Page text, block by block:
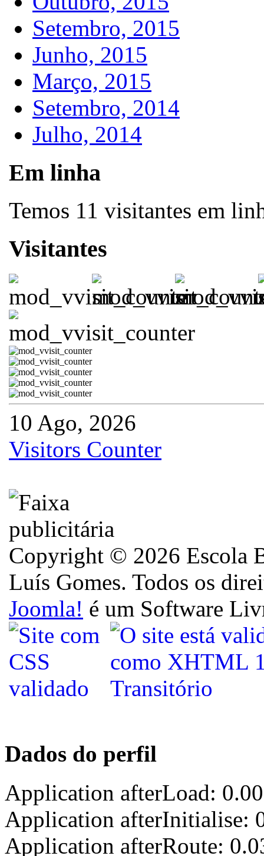
Setembro, 2015
Junho, 2015
Março, 2015
Setembro, 2014
Julho, 2014
Em linha
Temos 11 visitantes em
Visitantes
10 Ago, 2026
Visitors Counter
Copyright © 2026 Escola
Luís Gomes. Todos os
Joomla! é um Software
Dados do perfil
Application afterLoad:
Application afterInitialise:
Application afterRoute: